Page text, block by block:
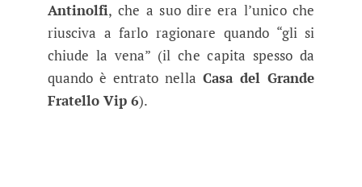
Antinolfi, che a suo dire era l’unico che
riusciva a farlo ragionare quando “gli si
chiude la vena” (il che capita spesso da
quando è entrato nella Casa del Grande
Fratello Vip 6).